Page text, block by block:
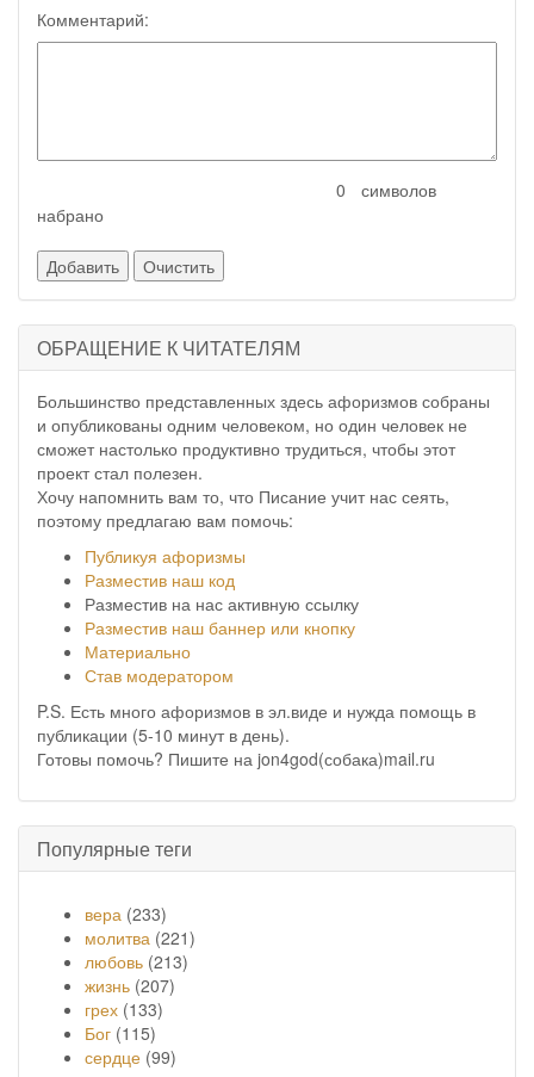
Комментарий:
символов
набрано
ОБРАЩЕНИЕ К ЧИТАТЕЛЯМ
Большинство представленных здесь афоризмов собраны
и опубликованы одним человеком, но один человек не
сможет настолько продуктивно трудиться, чтобы этот
проект стал полезен.
Хочу напомнить вам то, что Писание учит нас сеять,
поэтому предлагаю вам помочь:
Публикуя афоризмы
Разместив наш код
Разместив на нас активную ссылку
Разместив наш баннер или кнопку
Материально
Став модератором
P.S. Есть много афоризмов в эл.виде и нужда помощь в
публикации (5-10 минут в день).
Готовы помочь? Пишите на jon4god(собака)mail.ru
Популярные теги
вера (233)
молитва (221)
любовь (213)
жизнь (207)
грех (133)
Бог (115)
сердце (99)